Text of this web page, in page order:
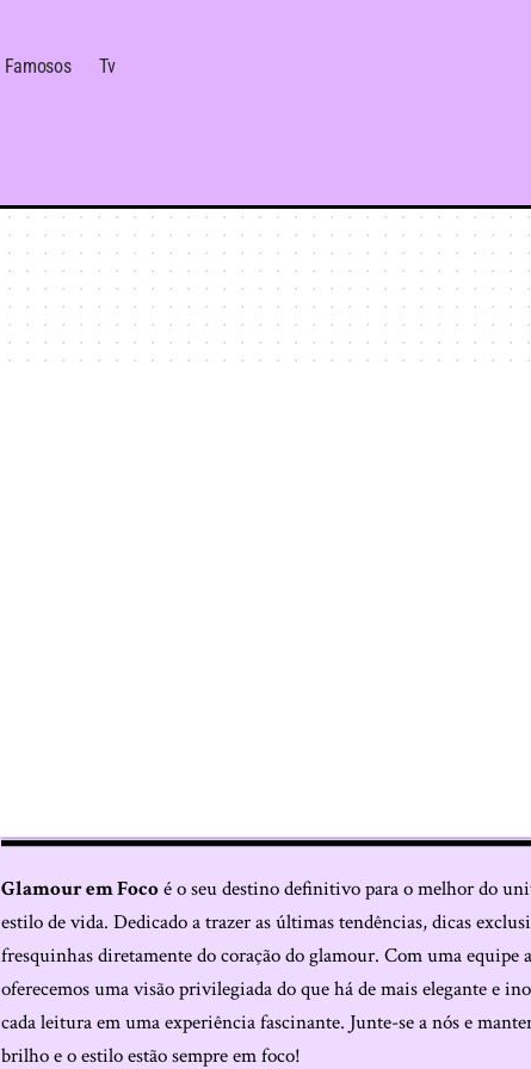
Famosos Tv
Glamour em Focoé o seu destino definitivo para o melhor do
estilo de vida. Dedicado a trazer as últimas tendências, dicas
fresquinhas diretamente do coração do glamour. Com uma equipe
oferecemos uma visão privilegiada do que há de mais elegante e
cada leitura em uma experiência fascinante. Junte-se a nós e
brilho e o estilo estão sempre em foco!